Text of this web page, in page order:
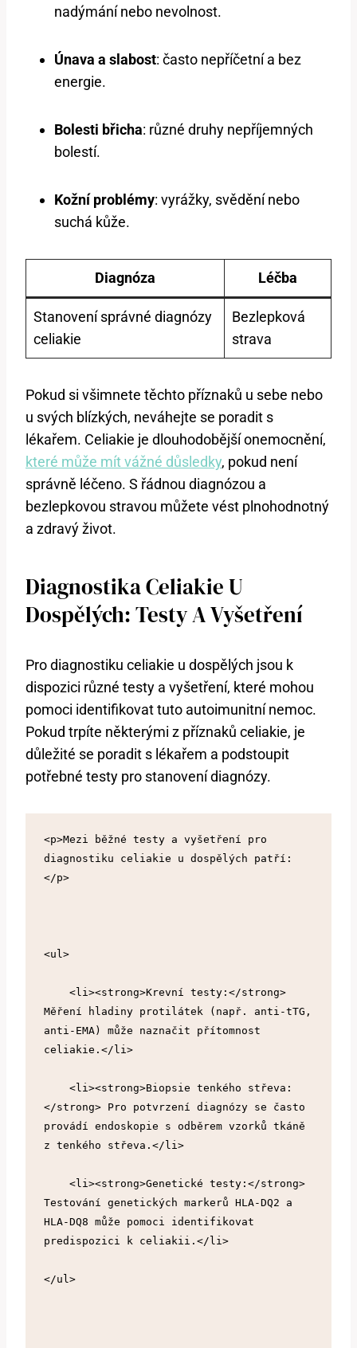
nadýmání nebo nevolnost.
Únava a slabost: často nepříčetní a bez
energie.
Bolesti břicha: různé druhy nepříjemných
bolestí.
Kožní problémy: vyrážky, svědění nebo
suchá kůže.
Diagnóza Léčba
Stanovení správné diagnózy
celiakie
Bezlepková
strava
Pokud si všimnete těchto příznaků u sebe nebo
u svých blízkých, neváhejte se poradit s
lékařem. Celiakie je dlouhodobější onemocnění,
které může mít vážné důsledky, pokud není
správně léčeno. S řádnou diagnózou a
bezlepkovou stravou můžete vést plnohodnotný
a zdravý život.
Diagnostika Celiakie U
Dospělých: Testy A Vyšetření
Pro diagnostiku celiakie u dospělých jsou k
dispozici různé testy a vyšetření, které mohou
pomoci identifikovat tuto autoimunitní nemoc.
Pokud trpíte některými z příznaků celiakie, je
důležité se poradit s lékařem a podstoupit
potřebné testy pro stanovení diagnózy.
<p>Mezi běžné testy a vyšetření pro
diagnostiku celiakie u dospělých patří:
</p>
<ul>
Měření hladiny protilátek (např. anti-tTG,
anti-EMA) může naznačit přítomnost
celiakie.</li>
</strong> Pro potvrzení diagnózy se často
provádí endoskopie s odběrem vzorků tkáně
z tenkého střeva.</li>
Testování genetických markerů HLA-DQ2 a
HLA-DQ8 může pomoci identifikovat
predispozici k celiakii.</li>
</ul>